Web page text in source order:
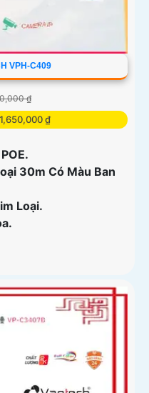
VPH-C409
₫
₫
30m Có Màu Ban
Loại.